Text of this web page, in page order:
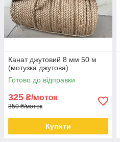
Канат джутовий 8 мм 50 м
(мотузка джутова)
Готово до відправки
325 ₴/моток
350 ₴/моток
Купити